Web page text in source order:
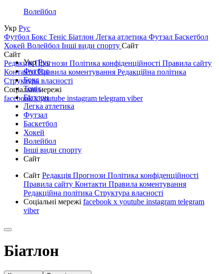
Волейбол
Укр Рус
Футбол Бокс Теніс Біатлон Легка атлетика Футзал Баскетбол
Хокей Волейбол Інші види спорту Сайт
Сайт
РедакціяПрогнози Політика конфіденційності Правила сайту
КонтактиПравила коментування Редакційна політика
Структура власності
Соціальні мережі
facebookxyoutube instagram telegram viber
УкрРус
Футбол
Бокс
Теніс
Біатлон
Легка атлетика
Футзал
Баскетбол
Хокей
Волейбол
Інші види спорту
Сайт
Сайт Редакція Прогнози Політика конфіденційності
Правила сайту Контакти Правила коментування
Редакційна політика Структура власності
Соціальні мережі facebook x youtube instagram telegram
viber
Біатлон